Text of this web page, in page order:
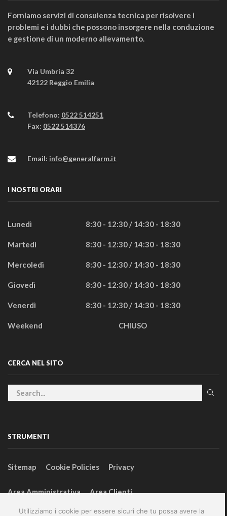
Utilizziamo i cookie per essere sicuri che tu possa avere la
Forniamo servizi di consulenza tecnica per risolvere i
problemi e i dubbi che possono insorgere nella conduzione
e gestione di un moderno allevamento.
Via Umbria 32
42122 Reggio Emilia
Telefono: 0522 514251
Fax: 0522 514376
Email: info@generalfarm.it
I NOSTRI ORARI
Lunedì 8:30 - 12:30 / 14:30 - 18:30
Martedì 8:30 - 12:30 / 14:30 - 18:30
Mercoledì 8:30 - 12:30 / 14:30 - 18:30
Giovedì 8:30 - 12:30 / 14:30 - 18:30
Venerdì 8:30 - 12:30 / 14:30 - 18:30
Weekend CHIUSO
CERCA NEL SITO
STRUMENTI
Sitemap Cookie Policies Privacy
Area Amministrativa Area Clienti